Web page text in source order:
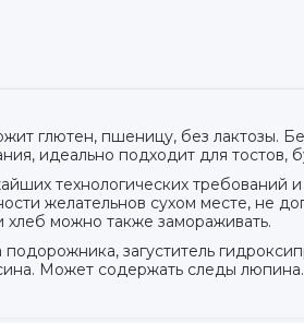
глютен, пшеницу, без лактозы.
идеально подходит для тостов,
технологических требований и
желательнов сухом месте, не
можно также замораживать.
загуститель
Может содержать следы